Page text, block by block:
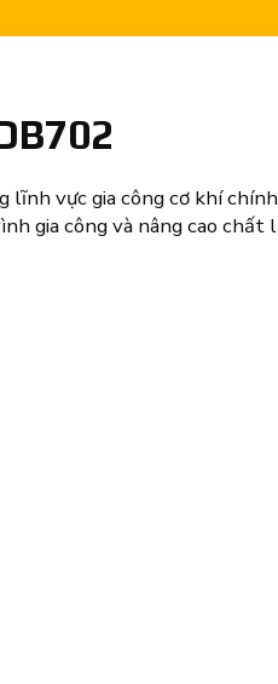
vực gia công cơ khí
gia công và nâng cao